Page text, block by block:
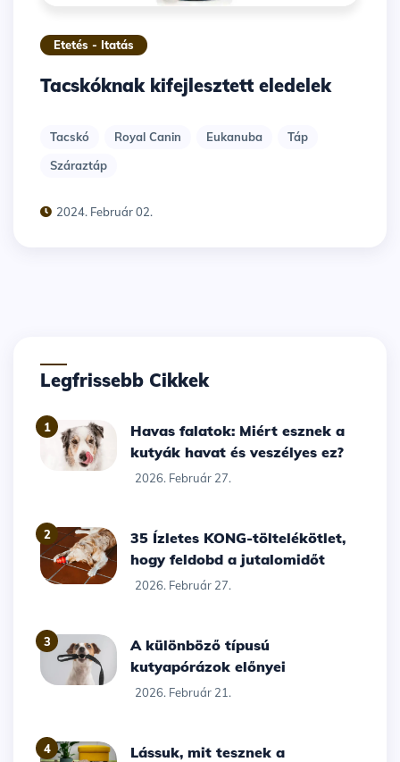
Etetés - Itatás
Tacskóknak kifejlesztett eledelek
Tacskó Royal Canin Eukanuba
Táp
Száraztáp
2024. Február 02.
Legfrissebb Cikkek
1
Havas falatok: Miért esznek a
kutyák havat és veszélyes ez?
2026. Február 27.
2
35 Ízletes KONG-töltelékötlet,
hogy feldobd a jutalomidőt
2026. Február 27.
3
A különböző típusú
kutyapórázok előnyei
2026. Február 21.
4
Lássuk, mit tesznek a